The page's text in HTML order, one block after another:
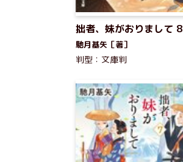
拙者、妹がおりまして 8
馳月基矢［著］
判型：文庫判